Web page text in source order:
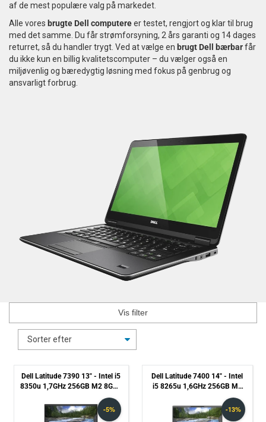
Tilbehør
Reparationer og RMA
Reservedele
af de mest populære valg på markedet.
Alle vores brugte Dell computereer testet, rengjort og klar til brug
med det samme. Du får strømforsyning, 2 års garanti og 14 dages
returret, så du handler trygt. Ved at vælge en brugt Dell bærbarfår
du ikke kun en billig kvalitetscomputer – du vælger også en
miljøvenlig og bæredygtig løsning med fokus på genbrug og
ansvarligt forbrug.
Vis filter
Dell Latitude 7390 13" - Intel i5
8350u 1,7GHz 256GB M2 8GB -
Dell Latitude 7400 14" - Intel
i5 8265u 1,6GHz 256GB M2